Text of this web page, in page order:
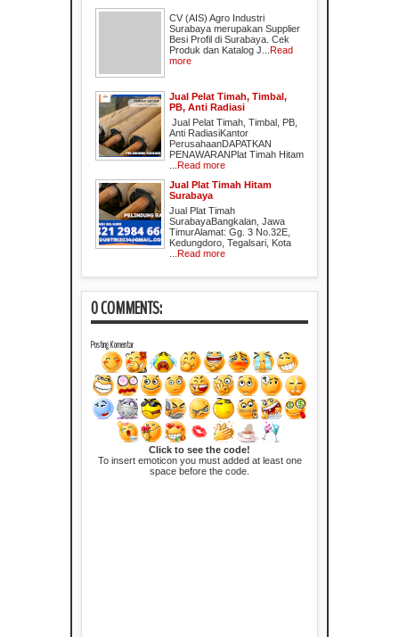
CV (AIS) Agro Industri
Surabaya merupakan Supplier
Besi Profil di Surabaya. Cek
Produk dan Katalog J... Read
more
Jual Pelat Timah, Timbal,
PB, Anti Radiasi
Jual Pelat Timah, Timbal, PB,
Anti RadiasiKantor
PerusahaanDAPATKAN
PENAWARANPlat Timah Hitam
Read more
Jual Plat Timah Hitam
Surabaya
Jual Plat Timah
SurabayaBangkalan, Jawa
TimurAlamat: Gg. 3 No.32E,
Kedungdoro, Tegalsari, Kota
Read more
0 COMMENTS:
Posting Komentar
Click to see the code!
To insert emoticon you must added at least one
space before the code.